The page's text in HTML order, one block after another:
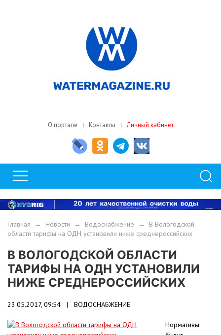
О портале Контакты Личный кабинет
Главная → Новости → Водоснабжение → В Вологодской
области тарифы на ОДН установили ниже среднероссийских
В ВОЛОГОДСКОЙ ОБЛАСТИ
ТАРИФЫ НА ОДН УСТАНОВИЛИ
НИЖЕ СРЕДНЕРОССИЙСКИХ
23.05.2017, 09:54 | ВОДОСНАБЖЕНИЕ
Нормативы